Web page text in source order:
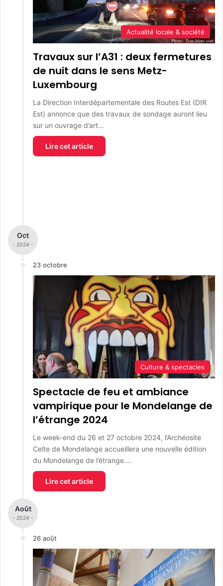
Actualité locale & société
Travaux sur l’A31 : deux fermetures
de nuit dans le sens Metz-
Luxembourg
La Direction Interdépartementale des Routes Est (DIR
Est) annonce que des travaux de sondage auront lieu
sur un ouvrage d’art…
Lire cet article
Oct
- 2024 -
23 octobre
Culture & spectacles
Spectacle de feu et ambiance
vampirique pour le Mondelange de
l’étrange 2024
Le week-end du 26 et 27 octobre 2024, l’Archéosite
Celte de Mondelange accueillera une nouvelle édition
du Mondelange de l’étrange.…
Lire cet article
Août
- 2024 -
26 août